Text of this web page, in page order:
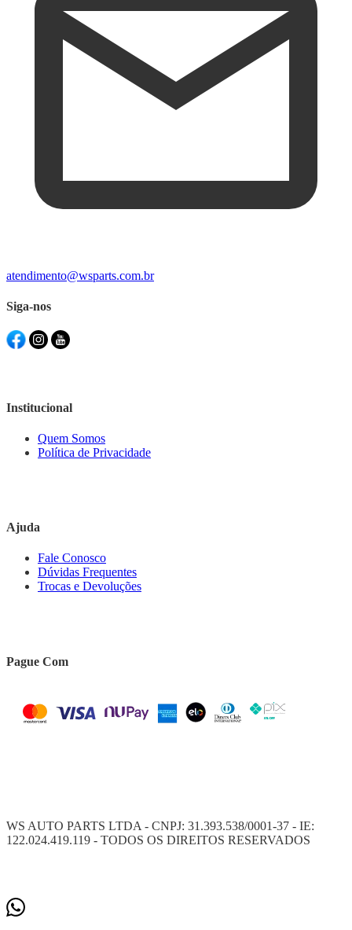
atendimento@wsparts.com.br
Siga-nos
Institucional
Quem Somos
Política de Privacidade
Ajuda
Fale Conosco
Dúvidas Frequentes
Trocas e Devoluções
Pague Com
WS AUTO PARTS LTDA - CNPJ: 31.393.538/0001-37 - IE:
122.024.419.119 - TODOS OS DIREITOS RESERVADOS